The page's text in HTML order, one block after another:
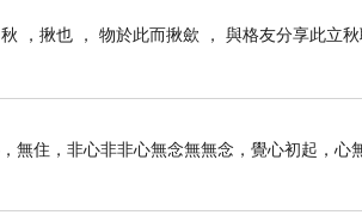
，揪也 ， 物於此而揪歛 ， 與格友分享此立秋
無住，非心非非心無念無無念，覺心初起，心